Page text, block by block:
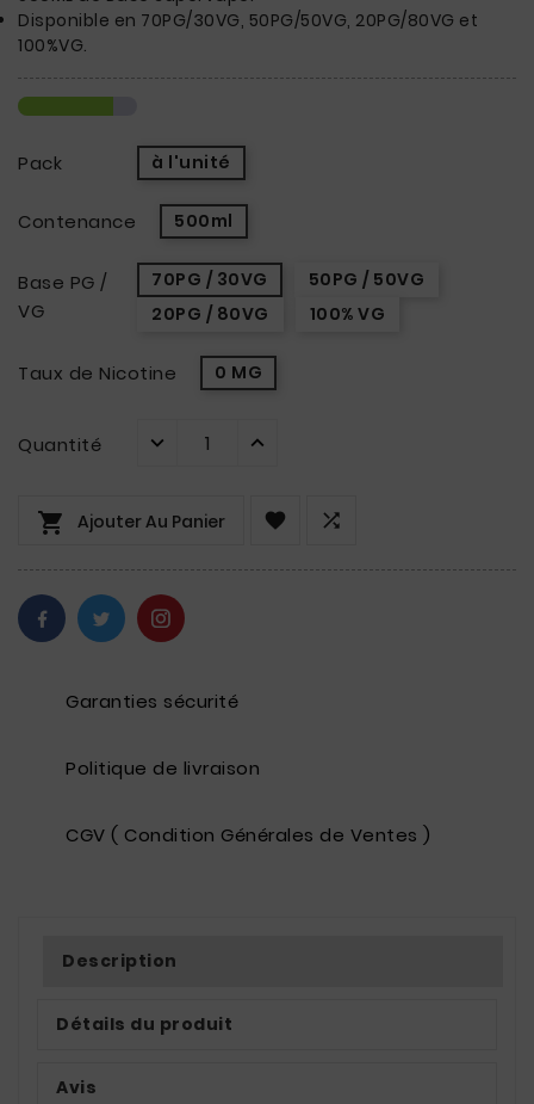
Disponible en 70PG/30VG, 50PG/50VG, 20PG/80VG et
100%VG.
Pack à l'unité
Contenance 500ml
Base PG /
VG
70PG / 30VG
50PG / 50VG
20PG / 80VG
100% VG
Taux de Nicotine 0 MG
Quantité
 Ajouter Au Panier  
Garanties sécurité
Politique de livraison
CGV ( Condition Générales de Ventes )
Description
Détails du produit
Avis